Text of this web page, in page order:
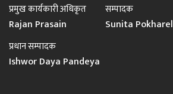
प्रमुख कार्यकारी अधिकृत
Rajan Prasain
सम्पादक
Sunita Pokharel
प्रधान सम्पादक
Ishwor Daya Pandeya